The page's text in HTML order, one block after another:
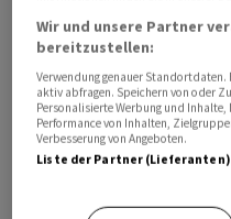
Stütze wird auch die
Der SMI gewinnt gegen
11'170,26 Punkte hinzu.
wichtigsten Aktien
Einzeltitel aber stärker
Prozent auf 14'312,03
Wir und unsere Partner
bereitzustellen:
Verwendung genauer
aktiv abfragen. Speichern von oder
Personalisierte Werbung und Inhalte,
Performance von Inhalten,
Verbesserung von Angeboten.
Liste der Partner (Lieferanten)